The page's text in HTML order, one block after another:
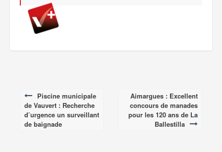
Post
navigation
Piscine municipale
de Vauvert : Recherche
d’urgence un surveillant
de baignade
Aimargues : Excellent
concours de manades
pour les 120 ans de La
Ballestilla